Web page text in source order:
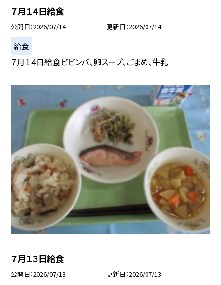
７月１４日給食
公開日 2026/07/14 更新日 2026/07/14
給食
７月１４日給食ビビンバ、卵スープ、ごまめ、牛乳
７月１３日給食
公開日 2026/07/13 更新日 2026/07/13